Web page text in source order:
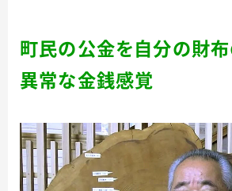
町民の公金を自分の財布
異常な金銭感覚